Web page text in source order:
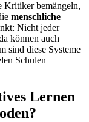
Kritiker bemängeln,
menschliche
Nicht jeder
können auch
sind diese Systeme
Schulen
Lernen